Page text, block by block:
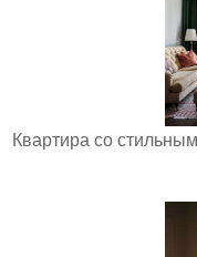
Квартира со